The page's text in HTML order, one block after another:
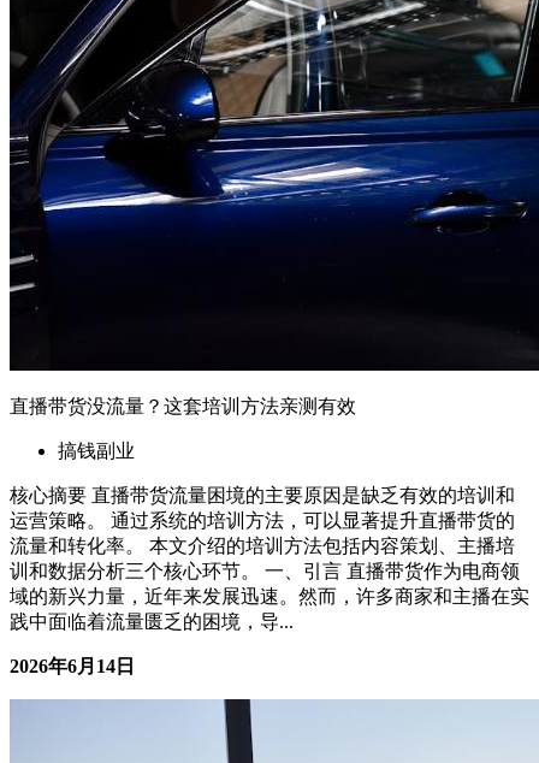
核心摘要 直播带货流量困境的主要原因是缺乏有效的培训和
运营策略。 通过系统的培训方法，可以显著提升直播带货的
流量和转化率。 本文介绍的培训方法包括内容策划、主播培
训和数据分析三个核心环节。 一、引言 直播带货作为电商领
域的新兴力量，近年来发展迅速。然而，许多商家和主播在实
践中面临着流量匮乏的困境，导...
2026年6月14日